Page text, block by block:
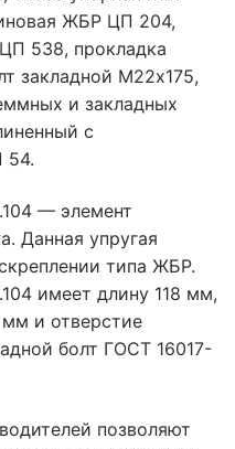
ЖБР ЦП 204,
538, прокладка
закладной М22х175,
и закладных
с
54.
— элемент
Данная упругая
типа ЖБР.
имеет длину 118 мм,
и отверстие
болт ГОСТ 16017-
позволяют